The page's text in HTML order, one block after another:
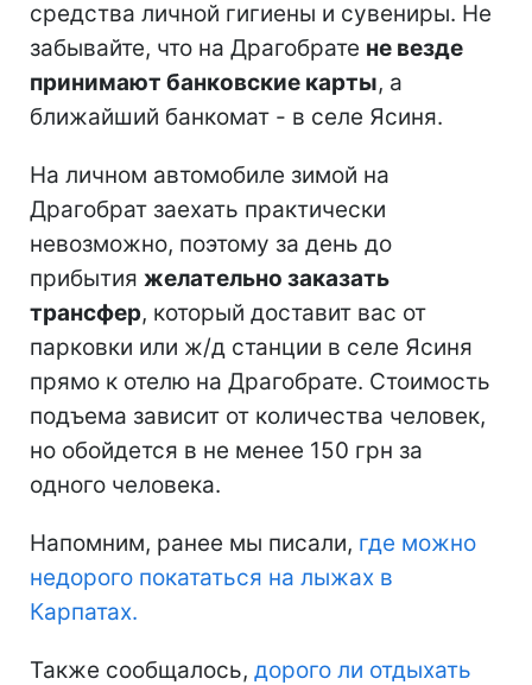
средства личной гигиены и сувениры. Не
забывайте, что на Драгобрате не везде
принимают банковские карты, а
ближайший банкомат - в селе Ясиня.
На личном автомобиле зимой на
Драгобрат заехать практически
невозможно, поэтому за день до
прибытия желательно заказать
трансфер, который доставит вас от
парковки или ж/д станции в селе Ясиня
прямо к отелю на Драгобрате. Стоимость
подъема зависит от количества человек,
но обойдется в не менее 150 грн за
одного человека.
Напомним, ранее мы писали, где можно
недорого покататься на лыжах в
Карпатах.
Также сообщалось, дорого ли отдыхать